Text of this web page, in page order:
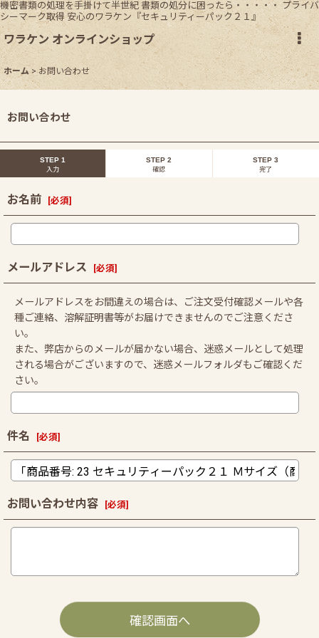
機密書類の処理を手掛けて半世紀 書類の処分に困ったら・・・・・ プライバ
シーマーク取得 安心のワラケン『セキュリティーパック２１』
ワラケン オンラインショップ
ホーム > お問い合わせ
お問い合わせ
STEP 1
入力
STEP 2
確認
STEP 3
完了
お名前 [必須]
メールアドレス [必須]
メールアドレスをお間違えの場合は、ご注文受付確認メールや各
種ご連絡、溶解証明書等がお届けできませんのでご注意くださ
い。
また、弊店からのメールが届かない場合、迷惑メールとして処理
される場合がございますので、迷惑メールフォルダもご確認くだ
さい。
件名 [必須]
お問い合わせ内容 [必須]
確認画面へ